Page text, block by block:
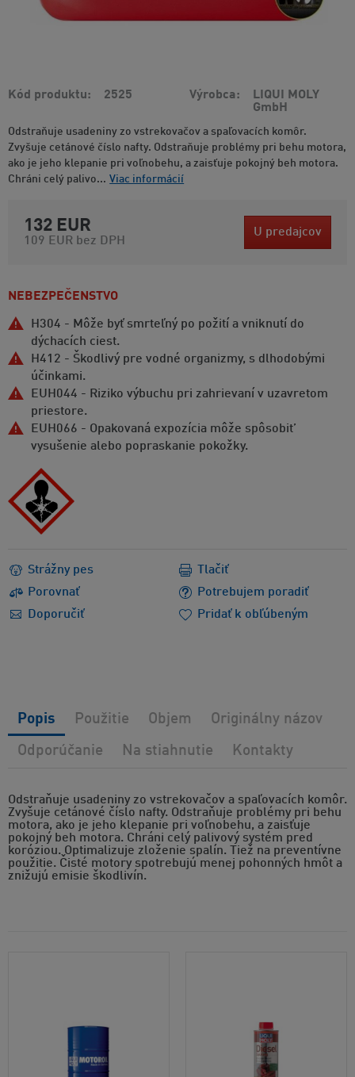
Kód produktu 2525 Výrobca
LIQUI MOLY
GmbH
Odstraňuje usadeniny zo vstrekovačov a spaľovacích komôr.
Zvyšuje cetánové číslo nafty. Odstraňuje problémy pri behu motora,
ako je jeho klepanie pri voľnobehu, a zaisťuje pokojný beh motora.
Chráni celý palivo... Viac informácií
132 EUR
109 EUR bez DPH
U predajcov
H304 - Môže byť smrteľný po požití a vniknutí do
dýchacích ciest.
H412 - Škodlivý pre vodné organizmy, s dlhodobými
účinkami.
EUH044 - Riziko výbuchu pri zahrievaní v uzavretom
priestore.
EUH066 - Opakovaná expozícia môže spôsobit’
vysušenie alebo popraskanie pokožky.
NEBEZPEČENSTVO
Strážny pes
Porovnať
Potrebujem poradiť
Doporučiť
Tlačiť
Pridať k obľúbeným
Odstraňuje usadeniny zo vstrekovačov a spaľovacích komôr.
Zvyšuje cetánové číslo nafty. Odstraňuje problémy pri behu
motora, ako je jeho klepanie pri voľnobehu, a zaisťuje
pokojný beh motora. Chráni celý palivový systém pred
koróziou. Optimalizuje zloženie spalín. Tiež na preventívne
použitie. Čisté motory spotrebujú menej pohonných hmôt a
znižujú emisie škodlivín.
Popis Použitie Objem Originálny názov
Odporúčanie Na stiahnutie Kontakty